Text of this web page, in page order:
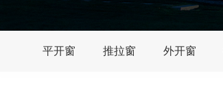
平开窗 推拉窗 外开窗